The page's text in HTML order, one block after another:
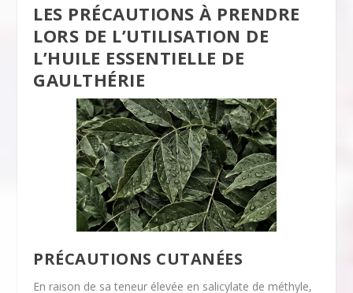
LES PRÉCAUTIONS À PRENDRE
LORS DE L’UTILISATION DE
L’HUILE ESSENTIELLE DE
GAULTHÉRIE
PRÉCAUTIONS CUTANÉES
En raison de sa teneur élevée en salicylate de méthyle,